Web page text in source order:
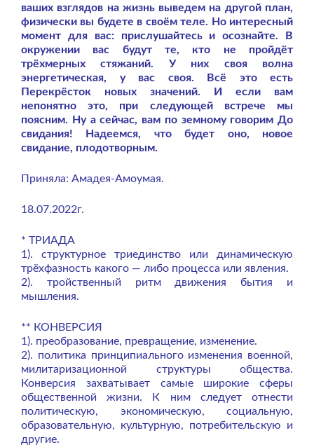
ваших взглядов на жизнь выведем на другой план,
физически вы будете в своём теле. Но интересный
момент для вас: прислушайтесь и осознайте. В
окружении вас будут те, кто не пройдёт
трёхмерных стяжаний. У них своя волна
энергетическая, у вас своя. Всё это есть
Перекрёсток новых значений. И если вам
непонятно это, при следующей встрече мы
поясним. Ну а сейчас, вам по земному говорим До
свидания! Надеемся, что будет оно, новое
свидание, плодотворным.
Приняла: Амадея-Амоумая.
18.07.2022г.
* ТРИАДА
1). структурное триединство или динамическую
трёхфазность какого — либо процесса или явления.
2). тройственный ритм движения бытия и
мышления.
** КОНВЕРСИЯ
1). преобразование, превращение, изменение.
2). политика принципиального изменения военной,
милитаризационной структуры общест­ва.
Конверсия захватывает самые широкие сферы
общественной жизни. К ним следует отнести
политическую, экономическую, социальную,
образова­тельную, культурную, потребительскую и
другие.